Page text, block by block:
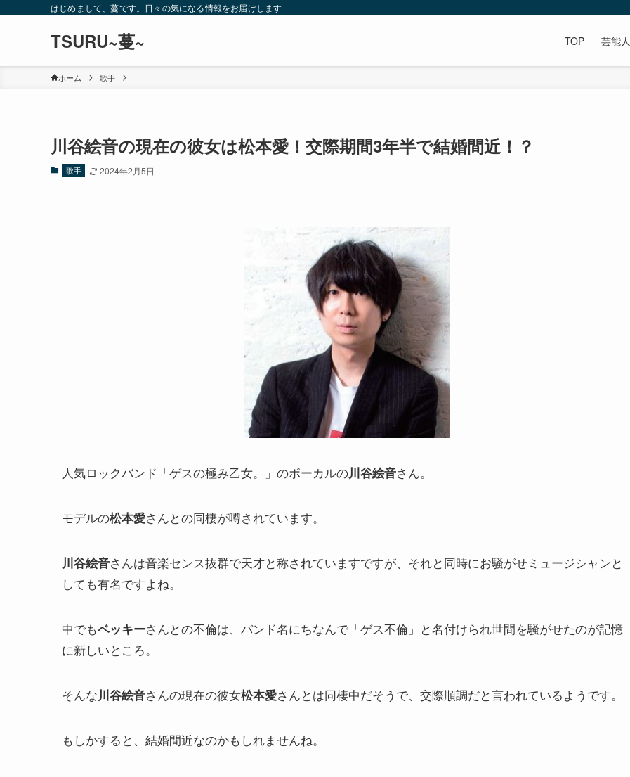
はじめまして、蔓です。日々の気になる情報をお届けします
TSURU~蔓~ TOP 芸能人
ホーム 歌手
川谷絵音の現在の彼女は松本愛！交際期間3年半で結婚間近！？
歌手 2024年2月5日
人気ロックバンド「ゲスの極み乙女。」のボーカルの川谷絵音さん。
モデルの松本愛さんとの同棲が噂されています。
川谷絵音さんは音楽センス抜群で天才と称されていますですが、それと同時にお騒がせミュージシャンと
しても有名ですよね。
中でもベッキーさんとの不倫は、バンド名にちなんで「ゲス不倫」と名付けられ世間を騒がせたのが記憶
に新しいところ。
そんな川谷絵音さんの現在の彼女松本愛さんとは同棲中だそうで、交際順調だと言われているようです。
もしかすると、結婚間近なのかもしれませんね。